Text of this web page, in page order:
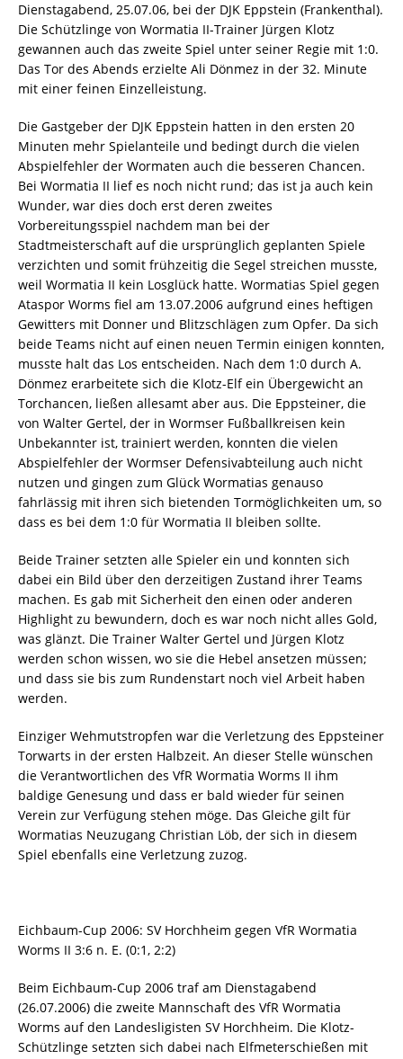
Dienstagabend, 25.07.06, bei der DJK Eppstein (Frankenthal).
Die Schützlinge von Wormatia II-Trainer Jürgen Klotz
gewannen auch das zweite Spiel unter seiner Regie mit 1:0.
Das Tor des Abends erzielte Ali Dönmez in der 32. Minute
mit einer feinen Einzelleistung.
Die Gastgeber der DJK Eppstein hatten in den ersten 20
Minuten mehr Spielanteile und bedingt durch die vielen
Abspielfehler der Wormaten auch die besseren Chancen.
Bei Wormatia II lief es noch nicht rund; das ist ja auch kein
Wunder, war dies doch erst deren zweites
Vorbereitungsspiel nachdem man bei der
Stadtmeisterschaft auf die ursprünglich geplanten Spiele
verzichten und somit frühzeitig die Segel streichen musste,
weil Wormatia II kein Losglück hatte. Wormatias Spiel gegen
Ataspor Worms fiel am 13.07.2006 aufgrund eines heftigen
Gewitters mit Donner und Blitzschlägen zum Opfer. Da sich
beide Teams nicht auf einen neuen Termin einigen konnten,
musste halt das Los entscheiden. Nach dem 1:0 durch A.
Dönmez erarbeitete sich die Klotz-Elf ein Übergewicht an
Torchancen, ließen allesamt aber aus. Die Eppsteiner, die
von Walter Gertel, der in Wormser Fußballkreisen kein
Unbekannter ist, trainiert werden, konnten die vielen
Abspielfehler der Wormser Defensivabteilung auch nicht
nutzen und gingen zum Glück Wormatias genauso
fahrlässig mit ihren sich bietenden Tormöglichkeiten um, so
dass es bei dem 1:0 für Wormatia II bleiben sollte.
Beide Trainer setzten alle Spieler ein und konnten sich
dabei ein Bild über den derzeitigen Zustand ihrer Teams
machen. Es gab mit Sicherheit den einen oder anderen
Highlight zu bewundern, doch es war noch nicht alles Gold,
was glänzt. Die Trainer Walter Gertel und Jürgen Klotz
werden schon wissen, wo sie die Hebel ansetzen müssen;
und dass sie bis zum Rundenstart noch viel Arbeit haben
werden.
Einziger Wehmutstropfen war die Verletzung des Eppsteiner
Torwarts in der ersten Halbzeit. An dieser Stelle wünschen
die Verantwortlichen des VfR Wormatia Worms II ihm
baldige Genesung und dass er bald wieder für seinen
Verein zur Verfügung stehen möge. Das Gleiche gilt für
Wormatias Neuzugang Christian Löb, der sich in diesem
Spiel ebenfalls eine Verletzung zuzog.
Eichbaum-Cup 2006: SV Horchheim gegen VfR Wormatia
Worms II 3:6 n. E. (0:1, 2:2)
Beim Eichbaum-Cup 2006 traf am Dienstagabend
(26.07.2006) die zweite Mannschaft des VfR Wormatia
Worms auf den Landesligisten SV Horchheim. Die Klotz-
Schützlinge setzten sich dabei nach Elfmeterschießen mit